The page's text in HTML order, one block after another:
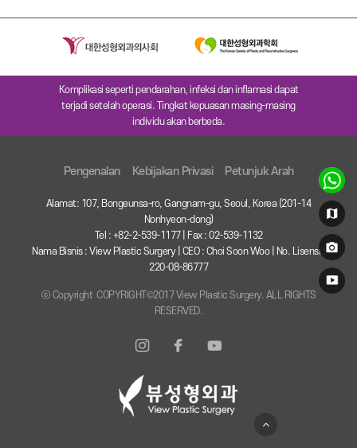
Komplikasi seperti pendarahan, infeksi dan inflamasi dapat
terjadi setelah operasi. Tingkat kepuasan masing-masing
individu akan berbeda.
Pengenalan Kebijakan Privasi Petunjuk Arah
Alamat: 107, Bongeunsa-ro, Gangnam-gu, Seoul, Korea (201-14
Nonhyeon-dong)
Tel : +82-2-539-1177 | Fax : 02-539-1132
Nama Bisnis : View Plastic Surgery | CEO : Choi Soon Woo | No. Lisensi :
220-08-86777
ⓒ Copyright COPYRIGHT©2017 View Plastic Surgery. ALL RIGHTS
RESERVED.